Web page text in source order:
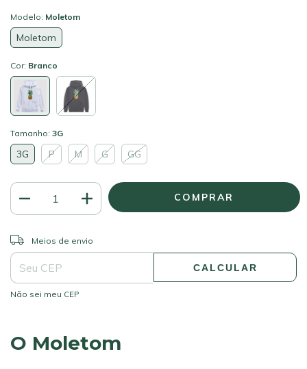
Modelo: Moletom
Moletom
Cor: Branco
Tamanho: 3G
3G P M G GG
Entregas para o CEP:
Meios de envio
CALCULAR
Não sei meu CEP
O Moletom